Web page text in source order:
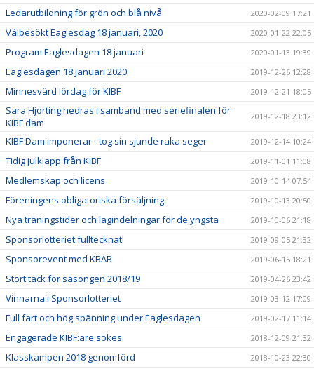
Ledarutbildning för grön och blå nivå 2020-02-09 17:21
Välbesökt Eaglesdag 18 januari, 2020 2020-01-22 22:05
Program Eaglesdagen 18 januari 2020-01-13 19:39
Eaglesdagen 18 januari 2020 2019-12-26 12:28
Minnesvärd lördag för KIBF 2019-12-21 18:05
Sara Hjorting hedras i samband med seriefinalen för
KIBF dam
2019-12-18 23:12
KIBF Dam imponerar - tog sin sjunde raka seger 2019-12-14 10:24
Tidig julklapp från KIBF 2019-11-01 11:08
Medlemskap och licens 2019-10-14 07:54
Föreningens obligatoriska försäljning 2019-10-13 20:50
Nya träningstider och lagindelningar för de yngsta 2019-10-06 21:18
Sponsorlotteriet fulltecknat! 2019-09-05 21:32
Sponsorevent med KBAB 2019-06-15 18:21
Stort tack för säsongen 2018/19 2019-04-26 23:42
Vinnarna i Sponsorlotteriet 2019-03-12 17:09
Full fart och hög spänning under Eaglesdagen 2019-02-17 11:14
Engagerade KIBF:are sökes 2018-12-09 21:32
Klasskampen 2018 genomförd 2018-10-23 22:30